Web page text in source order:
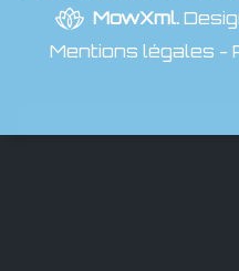
MowXml.
Mentions légales -